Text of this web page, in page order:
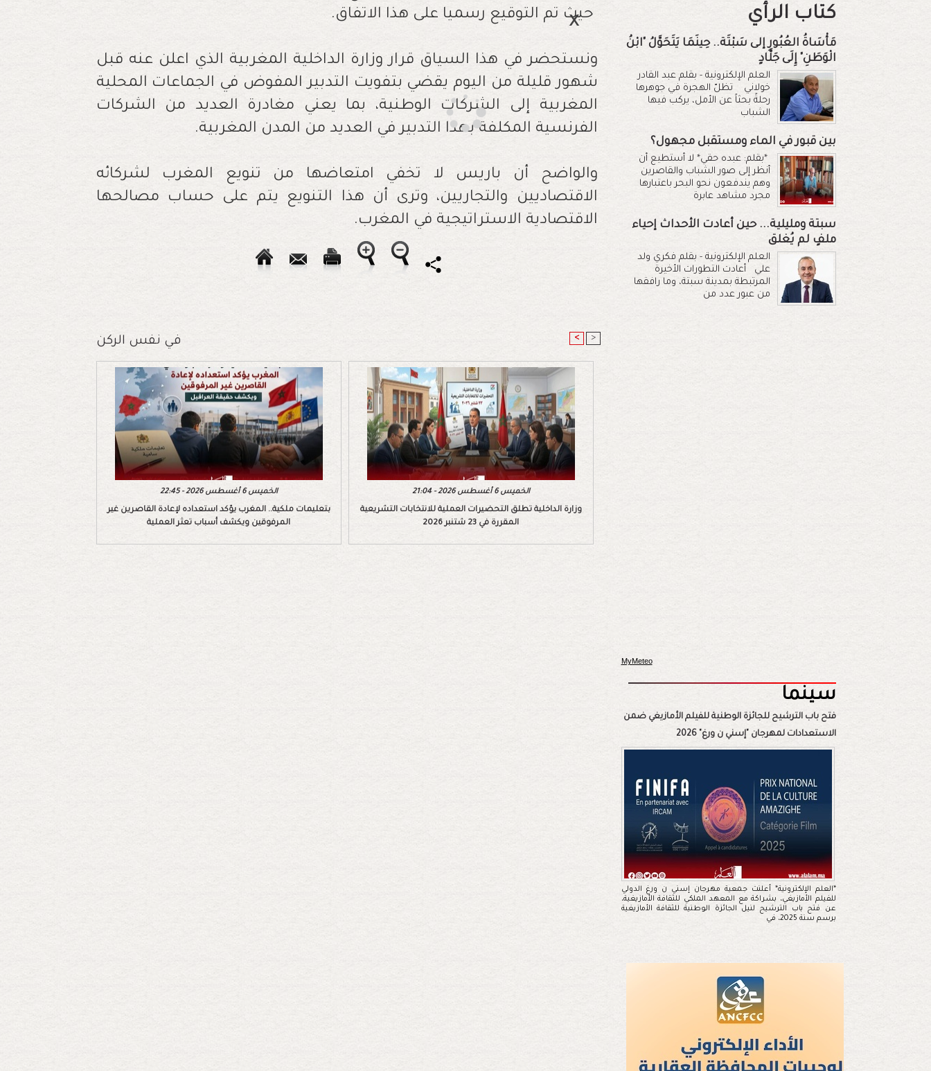
‬الفرنسية‭ ‬المكلفة‭ ‬بهذا‭ ‬التدبير‭ ‬في‭ ‬العديد‭ ‬من‭ ‬المدن‭ ‬المغربية‭ .‬
‬الاقتصادية‭ ‬الاستراتيجية‭ ‬في‭ ‬المغرب‭ . ‬
في نفس الركن < >
الخميس 6 أغسطس 2026 - 22:45
بتعليمات ملكية.. المغرب يؤكد استعداده لإعادة القاصرين غير
المرفوقين ويكشف أسباب تعثر العملية
الخميس 6 أغسطس 2026 - 21:04
وزارة الداخلية تطلق التحضيرات العملية للانتخابات التشريعية
المقررة في 23 شتنبر 2026
كتاب الرأي
مَأْسَاةُ العُبُورِ إلى سَبْتَة.. حِينَمَا يَتَحَوَّلُ "ابْنُ
الْوَطَنِ" إِلَى جَلَّادٍ
العلم الإلكترونية - بقلم عبد القادر
خولاني تظلّ الهجرة في جوهرها
رحلةً بحثاً عن الأمل، يركب فيها
الشباب
بين قبور في الماء ومستقبل مجهول؟
*بقلم: عبده حقي* لا أستطيع أن
أنظر إلى صور الشباب والقاصرين
وهم يندفعون نحو البحر باعتبارها
مجرد مشاهد عابرة
سبتة ومليلية... حين أعادت الأحداث إحياء
ملفٍ لم يُغلق
العلم الإلكترونية - بقلم فكري ولد
علي أعادت التطورات الأخيرة
المرتبطة بمدينة سبتة، وما رافقها
من عبور عدد من
MyMeteo
سينما
فتح باب الترشيح للجائزة الوطنية للفيلم الأمازيغي ضمن
الاستعدادات لمهرجان "إسني ن ورغ" 2026
*العلم الإلكترونية* أعلنت جمعية مهرجان إسني ن ورغ الدولي
للفيلم الأمازيغي، بشراكة مع المعهد الملكي للثقافة الأمازيغية،
عن فتح باب الترشيح لنيل الجائزة الوطنية للثقافة الأمازيغية
برسم سنة 2025، في